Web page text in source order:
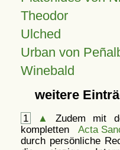
Theodor
Ulched
Urban von
Winebald
weitere
1 ▲
Zudem mit
kompletten Acta
durch persönliche